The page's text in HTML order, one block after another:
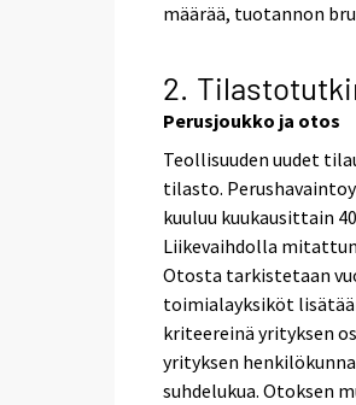
määrää, tuotannon
2.
Perusjoukko ja otos
Teollisuuden uudet
tilasto.
kuuluu kuukausittain
Liikevaihdolla
Otosta tarkistetaan
toimialayksiköt
kriteereinä yrityksen
yrityksen
suhdelukua. Otoksen